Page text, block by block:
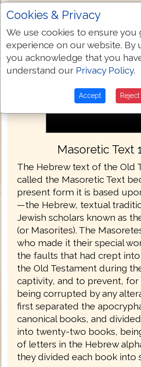
Masoretic Text
The Hebrew text of the Old
called the Masoretic Text
present form it is based
—the Hebrew, textual
Jewish scholars known as
(or Masorites). The
who made it their special
the faults that had crept
the Old Testament during
captivity, and to prevent,
being corrupted by any
first separated the
canonical books, and
into twenty-two books,
of letters in the Hebrew
they divided each book into
Cookies & Privacy
We use cookies to ensure you
experience on our website. By
you acknowledge that you
understand our Privacy Policy.
Accept Reject